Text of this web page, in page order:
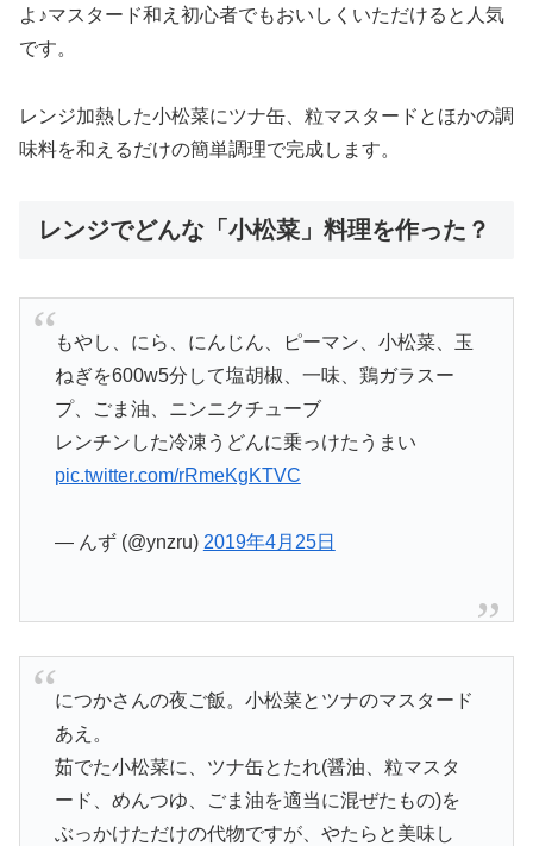
よ♪マスタード和え初心者でもおいしくいただけると人気
です。
レンジ加熱した小松菜にツナ缶、粒マスタードとほかの調
味料を和えるだけの簡単調理で完成します。
レンジでどんな「小松菜」料理を作った？
もやし、にら、にんじん、ピーマン、小松菜、玉
ねぎを600w5分して塩胡椒、一味、鶏ガラスー
プ、ごま油、ニンニクチューブ
レンチンした冷凍うどんに乗っけたうまい
pic.twitter.com/rRmeKgKTVC
— んず (@ynzru) 2019年4月25日
につかさんの夜ご飯。小松菜とツナのマスタード
あえ。
茹でた小松菜に、ツナ缶とたれ(醤油、粒マスタ
ード、めんつゆ、ごま油を適当に混ぜたもの)を
ぶっかけただけの代物ですが、やたらと美味し